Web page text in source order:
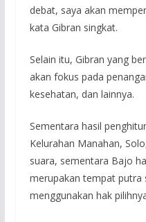
debat, saya akan
kata Gibran singkat.
Selain itu, Gibran yang
akan fokus pada
kesehatan, dan lainnya.
Sementara hasil
Kelurahan Manahan,
suara, sementara Bajo
merupakan tempat putra
menggunakan hak